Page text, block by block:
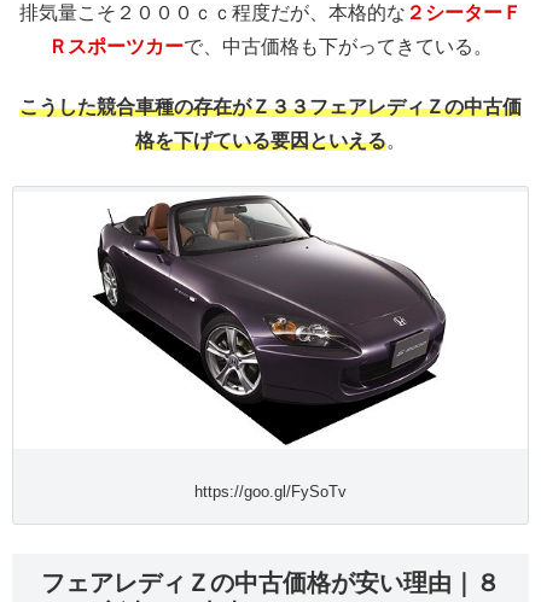
排気量こそ２０００ｃｃ程度だが、本格的な ２シーターＦ
Ｒスポーツカーで、中古価格も下がってきている。
こうした競合車種の存在がＺ３３フェアレディＺの中古価
格を下げている要因といえる。
https://goo.gl/FySoTv
フェアレディＺの中古価格が安い理由｜８